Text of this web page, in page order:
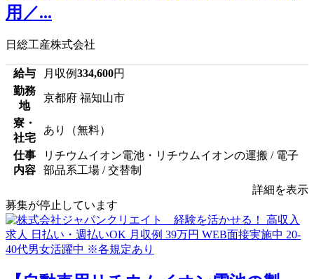
用／...
日総工産株式会社
給与 月収例334,600円
勤務
地
京都府 福知山市
寮・
社宅
あり（無料）
仕事
内容
リチウムイオン電池・リチウムイオンの運搬 / 電子
部品系工場 / 交替制
詳細を表示
募集が停止しています